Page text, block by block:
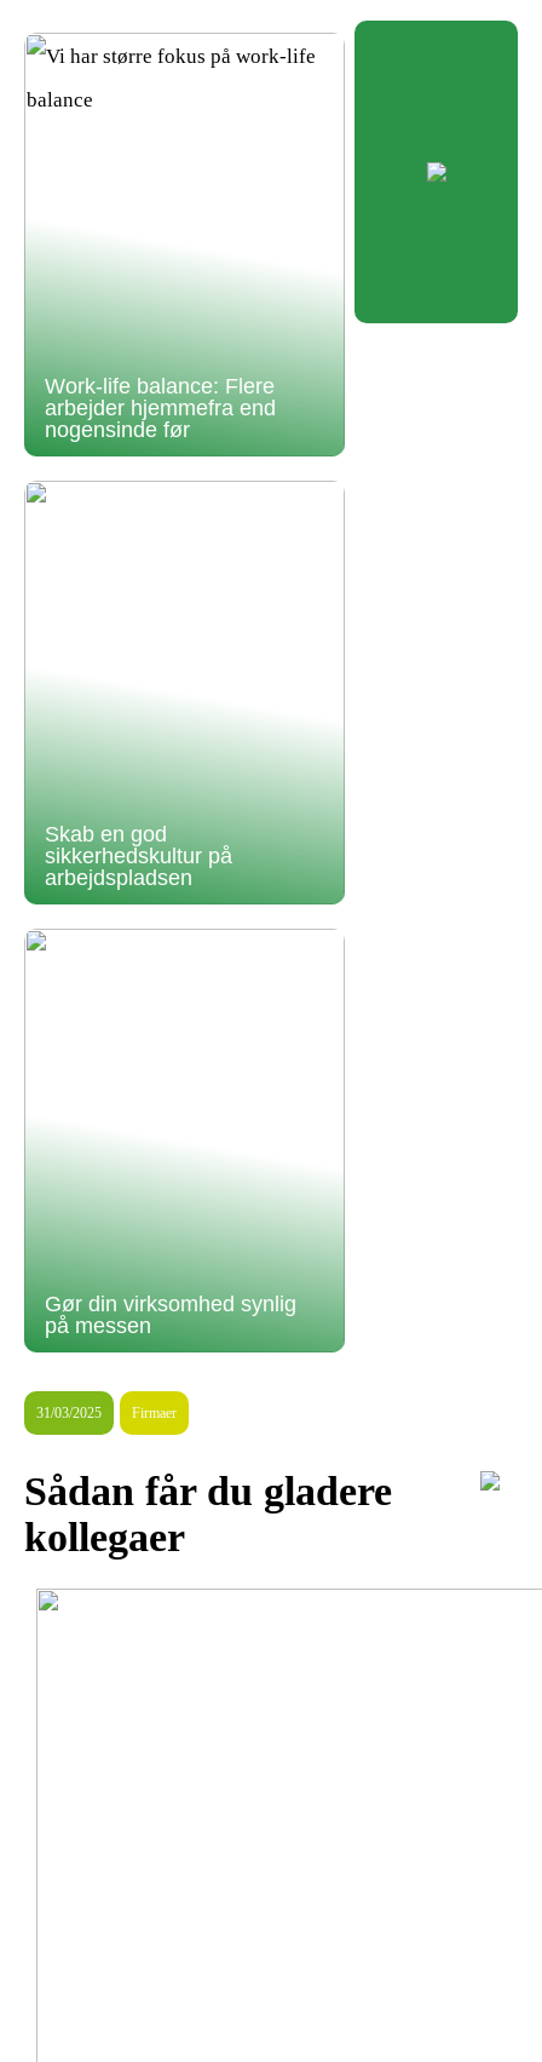
Work-life balance: Flere
arbejder hjemmefra end
nogensinde før
Skab en god
sikkerhedskultur på
arbejdspladsen
Gør din virksomhed synlig
på messen
31/03/2025 Firmaer
Sådan får du gladere
kollegaer